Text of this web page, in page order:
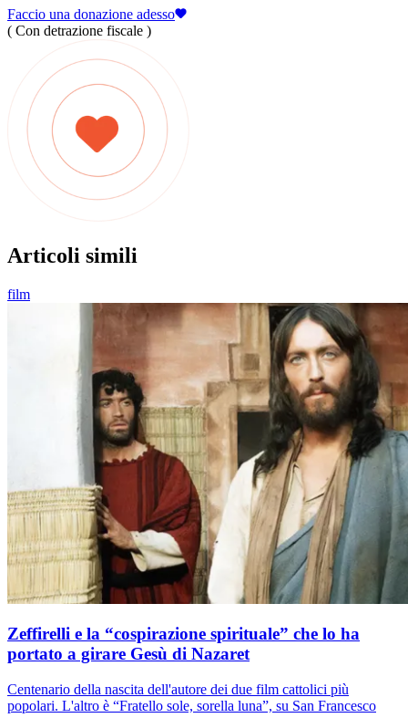
Faccio una donazione adesso
( Con detrazione fiscale )
Articoli simili
film
Zeffirelli e la “cospirazione spirituale” che lo ha
portato a girare Gesù di Nazaret
Centenario della nascita dell'autore dei due film cattolici più
popolari. L'altro è “Fratello sole, sorella luna”, su San Francesco